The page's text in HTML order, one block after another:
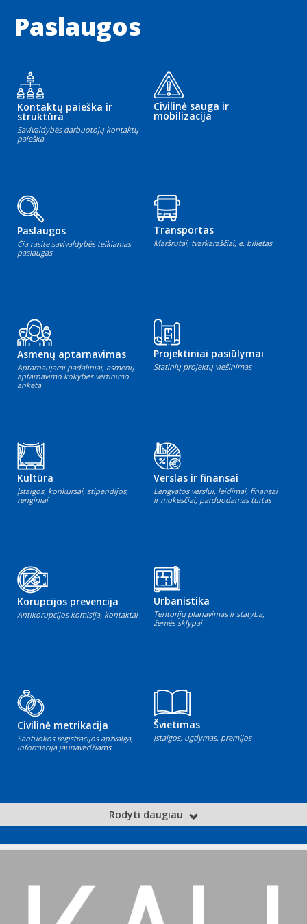
Paslaugos
Kontaktų paieška ir
struktūra
Savivaldybės darbuotojų kontaktų
paieška
Civilinė sauga ir
mobilizacija
Paslaugos
Čia rasite savivaldybės teikiamas
paslaugas
Transportas
Maršrutai, tvarkaraščiai, e. bilietas
Asmenų aptarnavimas
Aptarnaujami padaliniai, asmenų
aptarnavimo kokybės vertinimo
anketa
Projektiniai pasiūlymai
Statinių projektų viešinimas
Kultūra
Įstaigos, konkursai, stipendijos,
renginiai
Verslas ir finansai
Lengvatos verslui, leidimai, finansai
ir mokesčiai, parduodamas turtas
Korupcijos prevencija
Antikorupcijos komisija, kontaktai
Urbanistika
Teritorijų planavimas ir statyba,
žemės sklypai
Civilinė metrikacija
Santuokos registracijos apžvalga,
informacija jaunavedžiams
Švietimas
Įstaigos, ugdymas, premijos
Rodyti daugiau